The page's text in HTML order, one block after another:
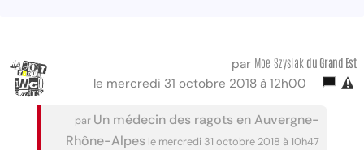
par Moe Szyslak du Grand Est
le mercredi 31 octobre 2018 à 12h00
par Un médecin des ragots en Auvergne-
Rhône-Alpes le mercredi 31 octobre 2018 à 10h47